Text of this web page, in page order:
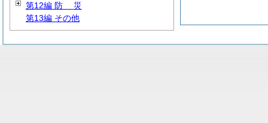
第12編 防 災
第13編 その他